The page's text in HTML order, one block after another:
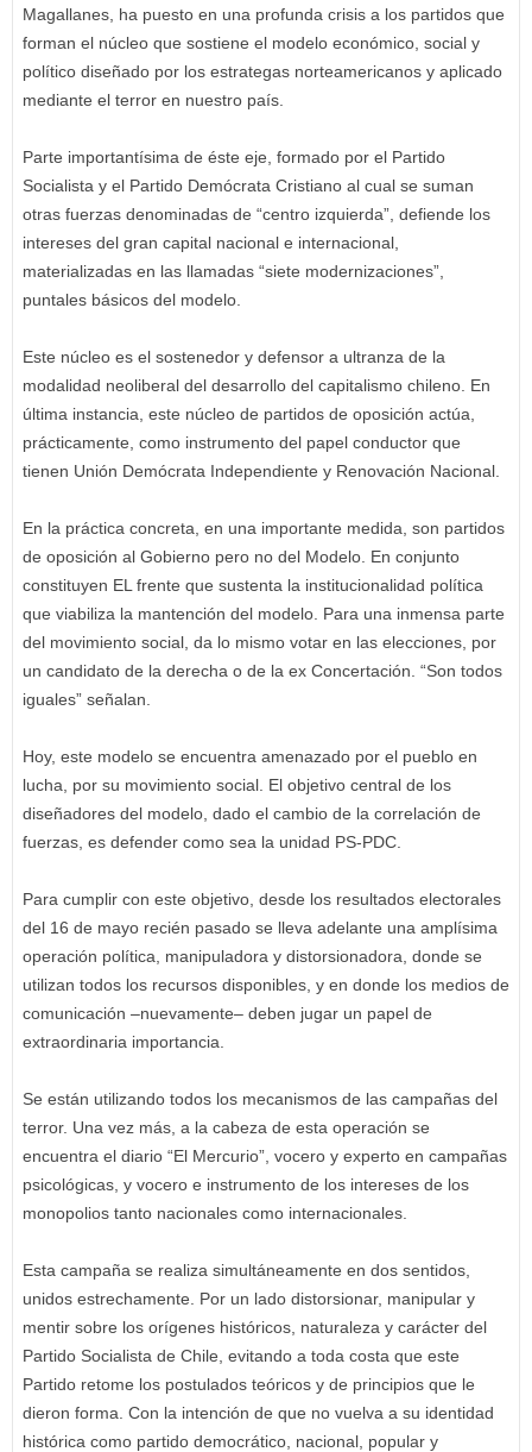
Magallanes, ha puesto en una profunda crisis a los partidos que
forman el núcleo que sostiene el modelo económico, social y
político diseñado por los estrategas norteamericanos y aplicado
mediante el terror en nuestro país.
Parte importantísima de éste eje, formado por el Partido
Socialista y el Partido Demócrata Cristiano al cual se suman
otras fuerzas denominadas de “centro izquierda”, defiende los
intereses del gran capital nacional e internacional,
materializadas en las llamadas “siete modernizaciones”,
puntales básicos del modelo.
Este núcleo es el sostenedor y defensor a ultranza de la
modalidad neoliberal del desarrollo del capitalismo chileno. En
última instancia, este núcleo de partidos de oposición actúa,
prácticamente, como instrumento del papel conductor que
tienen Unión Demócrata Independiente y Renovación Nacional.
En la práctica concreta, en una importante medida, son partidos
de oposición al Gobierno pero no del Modelo. En conjunto
constituyen EL frente que sustenta la institucionalidad política
que viabiliza la mantención del modelo. Para una inmensa parte
del movimiento social, da lo mismo votar en las elecciones, por
un candidato de la derecha o de la ex Concertación. “Son todos
iguales” señalan.
Hoy, este modelo se encuentra amenazado por el pueblo en
lucha, por su movimiento social. El objetivo central de los
diseñadores del modelo, dado el cambio de la correlación de
fuerzas, es defender como sea la unidad PS-PDC.
Para cumplir con este objetivo, desde los resultados electorales
del 16 de mayo recién pasado se lleva adelante una amplísima
operación política, manipuladora y distorsionadora, donde se
utilizan todos los recursos disponibles, y en donde los medios de
comunicación –nuevamente– deben jugar un papel de
extraordinaria importancia.
Se están utilizando todos los mecanismos de las campañas del
terror. Una vez más, a la cabeza de esta operación se
encuentra el diario “El Mercurio”, vocero y experto en campañas
psicológicas, y vocero e instrumento de los intereses de los
monopolios tanto nacionales como internacionales.
Esta campaña se realiza simultáneamente en dos sentidos,
unidos estrechamente. Por un lado distorsionar, manipular y
mentir sobre los orígenes históricos, naturaleza y carácter del
Partido Socialista de Chile, evitando a toda costa que este
Partido retome los postulados teóricos y de principios que le
dieron forma. Con la intención de que no vuelva a su identidad
histórica como partido democrático, nacional, popular y